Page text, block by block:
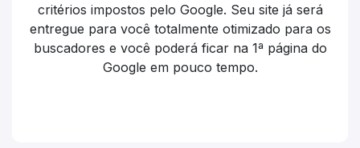
critérios impostos pelo Google. Seu site já será
entregue para você totalmente otimizado para os
buscadores e você poderá ficar na 1ª página do
Google em pouco tempo.